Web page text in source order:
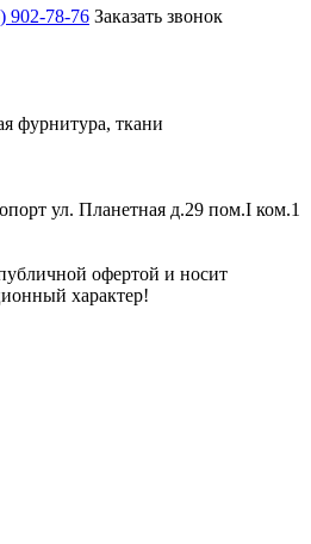
902-78-76 Заказать звонок
фурнитура, ткани
ул. Планетная д.29 пом.I ком.1
офертой и носит
характер!